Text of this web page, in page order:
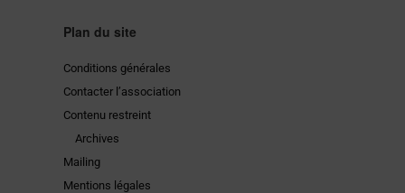
Plan du site
Conditions générales
Contacter l’association
Contenu restreint
Archives
Mailing
Mentions légales